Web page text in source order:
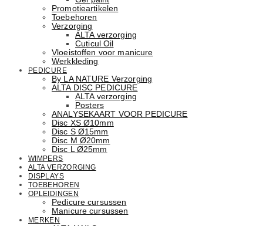
Promotieartikelen
Toebehoren
Verzorging
ALTA verzorging
Cuticul Oil
Vloeistoffen voor manicure
Werkkleding
PEDICURE
By LA NATURE Verzorging
ALTA DISC PEDICURE
ALTA verzorging
Posters
ANALYSEKAART VOOR PEDICURE
Disc XS Ø10mm
Disc S Ø15mm
Disc M Ø20mm
Disc L Ø25mm
WIMPERS
ALTA VERZORGING
DISPLAYS
TOEBEHOREN
OPLEIDINGEN
Pedicure cursussen
Manicure cursussen
MERKEN